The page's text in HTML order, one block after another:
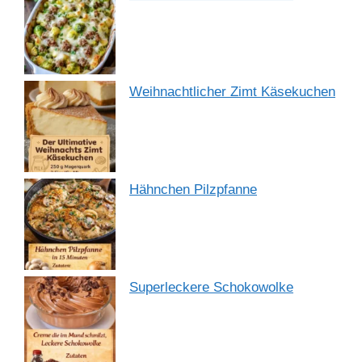
Weihnachtlicher Zimt Käsekuchen
Hähnchen Pilzpfanne
Superleckere Schokowolke